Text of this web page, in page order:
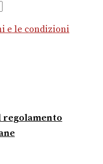
e le condizioni
regolamento